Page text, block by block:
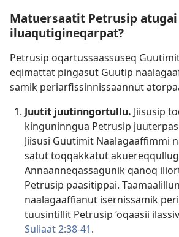
Matuersaatit Petrusip
iluaqutigineqarpat?
Petrusip oqar­tus­saas­suseq
eqimat­tat pingasut Guutip
samik periarfis­sin­nis­saan­nut
Juutit juutinngortullu. Jiisusip
kingunin­ngua Petrusip
Jiisusi Guutimit Naalagaaf­fim­mi
satut toq­qak­katut
An­naan­neqas­sagunik qanoq
Petrusip paasitip­pai.
naalagaaf­fianut iser­nis­samik
tuusintil­lit Petrusip ‘oqaasii
Suliaat 2:38-41.